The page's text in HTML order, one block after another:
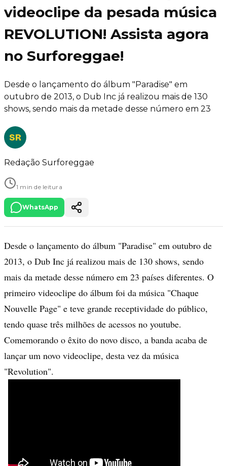
videoclipe da pesada música
REVOLUTION! Assista agora
no Surforeggae!
Desde o lançamento do álbum "Paradise" em
outubro de 2013, o Dub Inc já realizou mais de 130
shows, sendo mais da metade desse número em 23
SR
Redação Surforeggae
1 min de leitura
WhatsApp
Desde o lançamento do álbum "Paradise" em outubro de
2013, o Dub Inc já realizou mais de 130 shows, sendo
mais da metade desse número em 23 países diferentes. O
primeiro videoclipe do álbum foi da música "Chaque
Nouvelle Page" e teve grande receptividade do público,
tendo quase três milhões de acessos no youtube.
Comemorando o êxito do novo disco, a banda acaba de
lançar um novo videoclipe, desta vez da música
"Revolution".